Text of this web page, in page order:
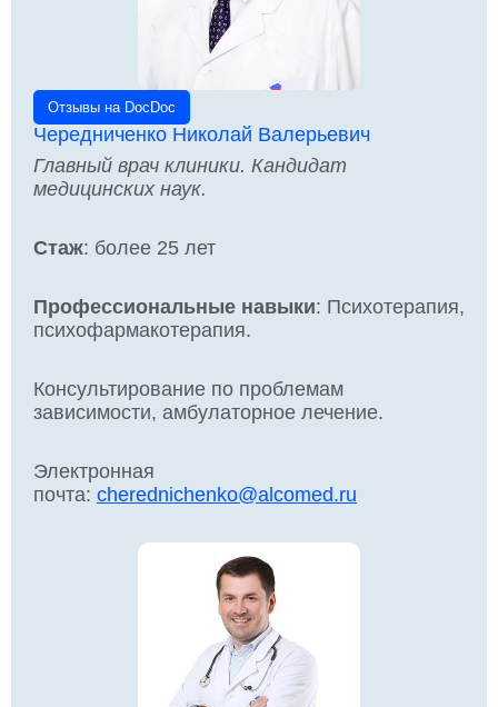
Отзывы на DocDoc
Чередниченко Николай Валерьевич
Главный врач клиники. Кандидат
медицинских наук.
Стаж: более 25 лет
Профессиональные навыки: Психотерапия,
психофармакотерапия.
Консультирование по проблемам
зависимости, амбулаторное лечение.
Электронная
почта: cherednichenko@alcomed.ru